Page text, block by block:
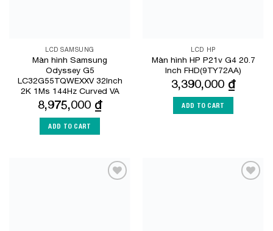
LCD SAMSUNG
Màn hình Samsung
Odyssey G5
LC32G55TQWEXXV 32Inch
2K 1Ms 144Hz Curved VA
8,975,000 ₫
ADD TO CART
LCD HP
Màn hình HP P21v G4 20.7
Inch FHD(9TY72AA)
3,390,000 ₫
ADD TO CART